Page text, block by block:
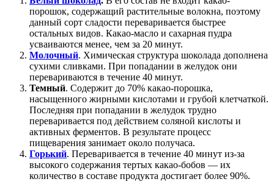
порошок, содержащий растительные волокна, поэтому
данный сорт сладости переваривается быстрее
остальных видов. Какао-масло и сахарная пудра
усваиваются менее, чем за 20 минут.
Молочный. Химическая структура шоколада дополнена
сухими сливками. При попадании в желудок они
перевариваются в течение 40 минут.
Темный. Содержит до 70% какао-порошка,
насыщенного жирными кислотами и грубой клетчаткой.
Последняя при попадании в желудок трудно
переваривается под действием соляной кислоты и
активных ферментов. В результате процесс
пищеварения занимает около получаса.
Горький. Переваривается в течение 40 минут из-за
высокого содержания тертых какао-бобов — их
количество в составе продукта достигает более 90%.